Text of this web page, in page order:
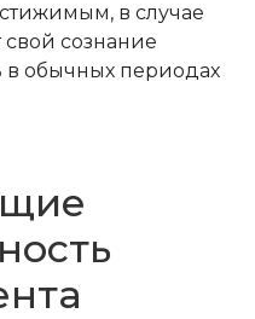
в случае
сознание
в обычных периодах